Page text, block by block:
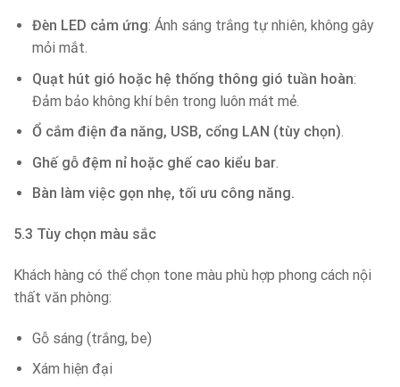
Đèn LED cảm ứng: Ánh sáng trắng tự nhiên, không gây
mỏi mắt.
Quạt hút gió hoặc hệ thống thông gió tuần hoàn:
Đảm bảo không khí bên trong luôn mát mẻ.
Ổ cắm điện đa năng, USB, cổng LAN (tùy chọn).
Ghế gỗ đệm nỉ hoặc ghế cao kiểu bar.
Bàn làm việc gọn nhẹ, tối ưu công năng.
5.3 Tùy chọn màu sắc
Khách hàng có thể chọn tone màu phù hợp phong cách nội
thất văn phòng:
Gỗ sáng (trắng, be)
Xám hiện đại